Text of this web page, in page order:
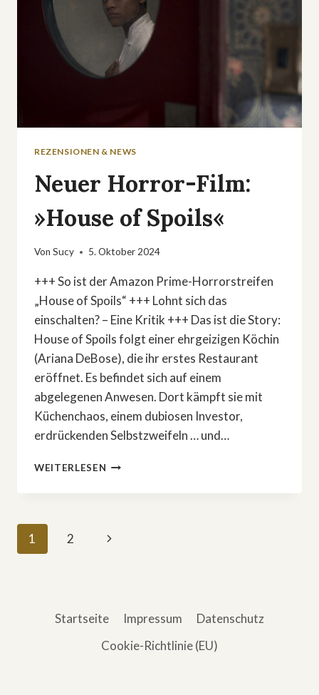
REZENSIONEN & NEWS
Neuer Horror-Film:
»House of Spoils«
Von Sucy 5. Oktober 2024
+++ So ist der Amazon Prime-Horrorstreifen
„House of Spoils“ +++ Lohnt sich das
einschalten? – Eine Kritik +++ Das ist die Story:
House of Spoils folgt einer ehrgeizigen Köchin
(Ariana DeBose), die ihr erstes Restaurant
eröffnet. Es befindet sich auf einem
abgelegenen Anwesen. Dort kämpft sie mit
Küchenchaos, einem dubiosen Investor,
erdrückenden Selbstzweifeln … und…
WEITERLESEN NEUER
FILM:
SPOILS«
Seitennavigation
1 2
Nächste
Startseite Impressum
Datenschutz
Cookie-Richtlinie (EU)